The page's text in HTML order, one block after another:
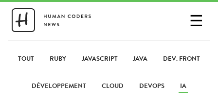
☰
PARTAGER UN LIEN
TOUT RUBY JAVASCRIPT JAVA DEV. FRONT
DÉVELOPPEMENT CLOUD DEVOPS IA